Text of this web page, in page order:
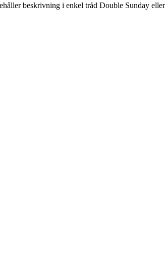
beskrivning i enkel tråd Double Sunday